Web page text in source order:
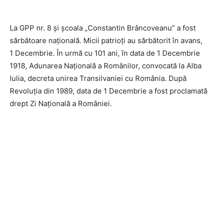
La GPP nr. 8 și școala „Constantin Brâncoveanu” a fost
sărbătoare națională. Micii patrioți au sărbătorit în avans,
1 Decembrie. În urmă cu 101 ani, în data de 1 Decembrie
1918, Adunarea Națională a Românilor, convocată la Alba
Iulia, decreta unirea Transilvaniei cu România. După
Revoluția din 1989, data de 1 Decembrie a fost proclamată
drept Zi Națională a României.